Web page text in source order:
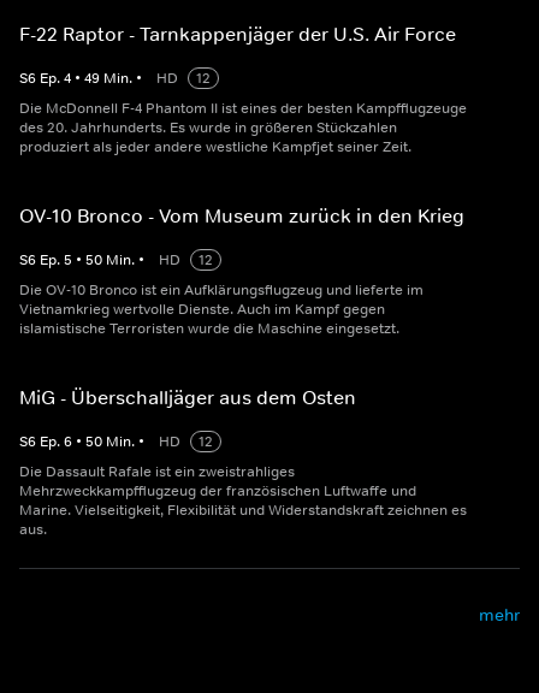
F-22 Raptor - Tarnkappenjäger der U.S. Air Force
S6 Ep.4 • 49 Min. • HD
12
Die McDonnell F-4 Phantom II ist eines der besten Kampfflugzeuge
des 20. Jahrhunderts. Es wurde in größeren Stückzahlen
produziert als jeder andere westliche Kampfjet seiner Zeit.
OV-10 Bronco - Vom Museum zurück in den Krieg
S6 Ep.5 • 50 Min. • HD
12
Die OV-10 Bronco ist ein Aufklärungsflugzeug und lieferte im
Vietnamkrieg wertvolle Dienste. Auch im Kampf gegen
islamistische Terroristen wurde die Maschine eingesetzt.
MiG - Überschalljäger aus dem Osten
S6 Ep.6 • 50 Min. • HD
12
Die Dassault Rafale ist ein zweistrahliges
Mehrzweckkampfflugzeug der französischen Luftwaffe und
Marine. Vielseitigkeit, Flexibilität und Widerstandskraft zeichnen es
aus.
mehr